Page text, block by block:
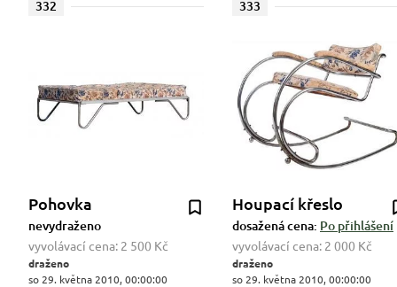
332
Pohovka
nevydraženo
vyvolávací cena: 2 500 Kč
draženo
so 29. května 2010, 00:00:00
333
Houpací křeslo
dosažená cena: Po přihlášení
vyvolávací cena: 2 000 Kč
draženo
so 29. května 2010, 00:00:00